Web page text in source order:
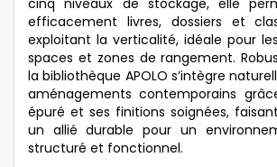
efficacement livres, dossiers et
exploitant la verticalité, idéale pour
spaces et zones de rangement.
la bibliothèque APOLO s’intègre
aménagements contemporains
épuré et ses finitions soignées,
un allié durable pour un
structuré et fonctionnel.